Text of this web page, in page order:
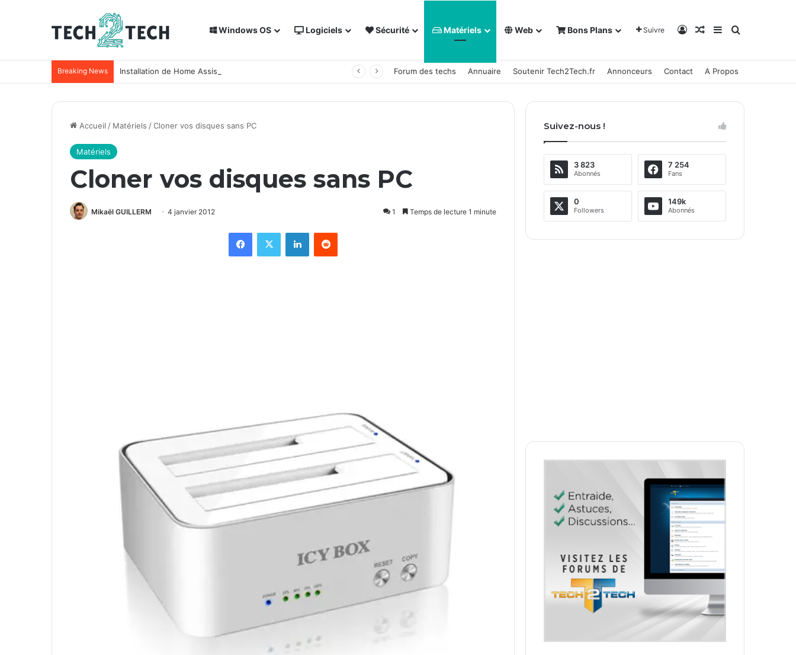
Windows OS Logiciels Sécurité Matériels Web Bons Plans Suivre Connexion
Article Aléatoire
Sidebar (barre
Rechercher
Breaking News Installation de Home Assistant sur un NAS Synology Forum des techs Annuaire Soutenir Tech2Tech.fr Annonceurs Contact A Propos
Accueil / Matériels /Cloner vos disques sans PC
Matériels
Cloner vos disques sans PC
Mikaël GUILLERM 4 janvier 2012 1 Temps de lecture 1 minute
Suivez-nous !
3 823
Abonnés
7 254
Fans
0
Followers
149k
Abonnés